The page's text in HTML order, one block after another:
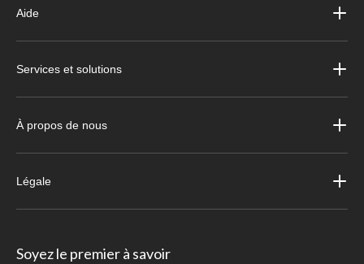
Aide
Services et solutions
À propos de nous
Légale
Soyez le premier à savoir